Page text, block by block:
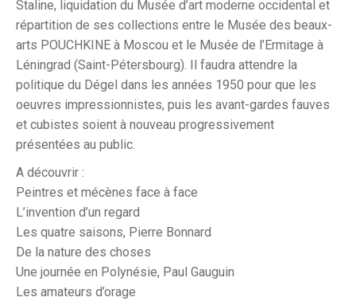
Staline, liquidation du Musée d’art moderne occidental et
répartition de ses collections entre le Musée des beaux-
arts POUCHKINE à Moscou et le Musée de l’Ermitage à
Léningrad (Saint-Pétersbourg). Il faudra attendre la
politique du Dégel dans les années 1950 pour que les
oeuvres impressionnistes, puis les avant-gardes fauves
et cubistes soient à nouveau progressivement
présentées au public.
A découvrir :
Peintres et mécènes face à face
L’invention d’un regard
Les quatre saisons, Pierre Bonnard
De la nature des choses
Une journée en Polynésie, Paul Gauguin
Les amateurs d’orage